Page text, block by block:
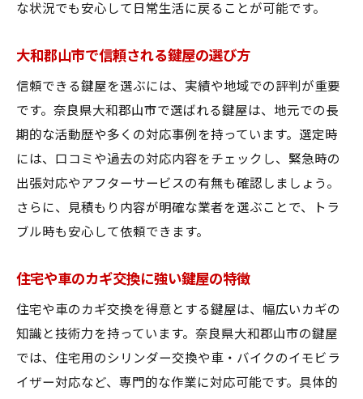
故障したカギの種類と対処法の選び方
防犯性重視なら知っておきたい鍵の選び方
鍵屋おすすめの防犯性が高いカギの特徴
鍵屋で人気のディンプルキーのメリット
スマートキー導入時の注意点と選び方
防犯性能向上に鍵屋が提案する交換方法
鍵屋に相談できる防犯アドバイスの活用法
鍵屋の料金相場と見積もりの取り方を解説
サービス内容別に鍵屋の費用を比較する方
法
追加料金が発生するケースを事前に確認
鍵屋の支払い方法やキャンセル規定を把握
な状況でも安心して日常生活に戻ることが可能です。
大和郡山市で信頼される鍵屋の選び方
信頼できる鍵屋を選ぶには、実績や地域での評判が重要
です。奈良県大和郡山市で選ばれる鍵屋は、地元での長
期的な活動歴や多くの対応事例を持っています。選定時
には、口コミや過去の対応内容をチェックし、緊急時の
出張対応やアフターサービスの有無も確認しましょう。
さらに、見積もり内容が明確な業者を選ぶことで、トラ
ブル時も安心して依頼できます。
住宅や車のカギ交換に強い鍵屋の特徴
住宅や車のカギ交換を得意とする鍵屋は、幅広いカギの
知識と技術力を持っています。奈良県大和郡山市の鍵屋
では、住宅用のシリンダー交換や車・バイクのイモビラ
イザー対応など、専門的な作業に対応可能です。具体的